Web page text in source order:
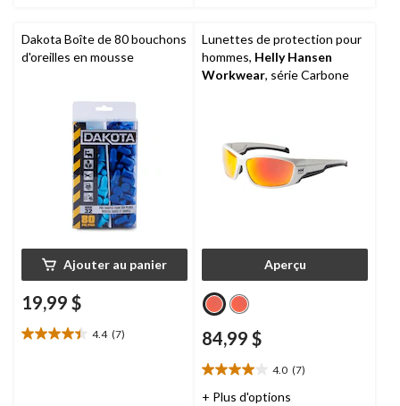
Dakota Boîte de 80 bouchons
d'oreilles en mousse
Ajouter au panier
19,99 $
4.4 (7)
4.4
Lunettes de protection pour
hommes, Helly Hansen
Workwear, série Carbone
Aperçu
84,99 $
4.0 (7)
4.0
étoile(s)
+ Plus d'options